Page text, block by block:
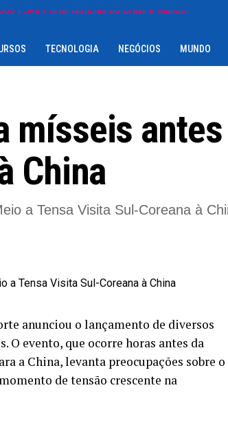
TECNOLOGIA NEGÓCIOS MUNDO
mísseis
China
a Tensa Visita Sul-Coreana à
anunciou o lançamento de diversos
O evento, que ocorre horas antes da
a China, levanta preocupações sobre o
de tensão crescente na